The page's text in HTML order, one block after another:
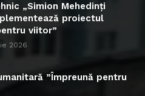
„Simion Mehedinți
proiectul
viitor”
2026
”Împreună pentru